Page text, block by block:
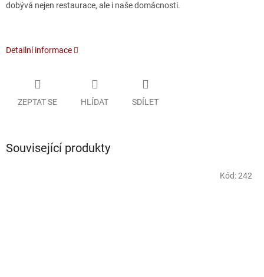
dobývá nejen restaurace, ale i naše domácnosti.
Detailní informace
ZEPTAT SE HLÍDAT SDÍLET
Související produkty
Kód:242